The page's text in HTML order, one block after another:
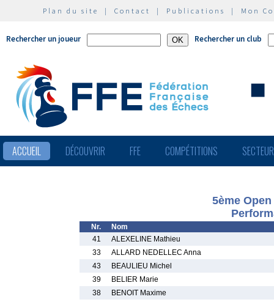
Plan du site | Contact | Publications | Mon
Rechercher un joueur Rechercher un club
ACCUEIL DÉCOUVRIR FFE COMPÉTITIONS
5ème
Nr.
Nom
41
ALEXELINE Mathieu
33
ALLARD NEDELLEC Anna
43
BEAULIEU Michel
39
BELIER Marie
38
BENOIT Maxime